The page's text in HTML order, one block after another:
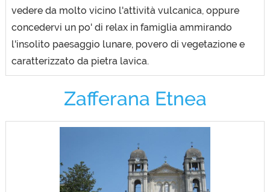
vedere da molto vicino l'attività vulcanica, oppure
concedervi un po' di relax in famiglia ammirando
l'insolito paesaggio lunare, povero di vegetazione e
caratterizzato da pietra lavica.
Zafferana Etnea